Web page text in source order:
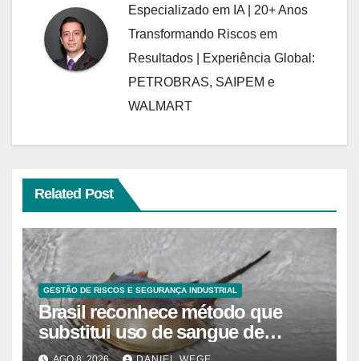
Especializado em IA | 20+ Anos
Transformando Riscos em
Resultados | Experiência Global:
PETROBRAS, SAIPEM e
WALMART
Related Post
GESTÃO DE RISCOS E SEGURANÇA INDUSTRIAL
Brasil reconhece método que
substitui uso de sangue de
caranguejo-ferradura em testes